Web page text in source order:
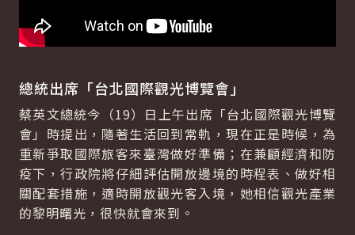
總統出席「台北國際觀光博覽會」
蔡英文總統今（19）日上午出席「台北國際觀光博覽
會」時提出，隨著生活回到常軌，現在正是時候，為
重新爭取國際旅客來臺灣做好準備；在兼顧經濟和防
疫下，行政院將仔細評估開放邊境的時程表、做好相
關配套措施，適時開放觀光客入境，她相信觀光產業
的黎明曙光，很快就會來到。